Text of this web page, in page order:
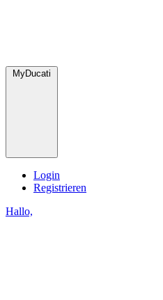
MyDucati
Login
Registrieren
Hallo,